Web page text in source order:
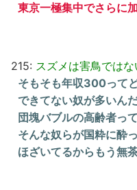
東京一極集中でさらに
215: スズメは害鳥ではな
そもそも年収300って
できてない奴が多いん
団塊バブルの高齢者って
そんな奴らが国粋に酔
ほざいてるからもう無